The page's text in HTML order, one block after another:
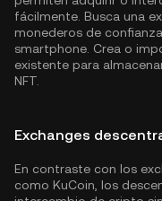
fácilmente. Busca una
monederos de
smartphone. Crea o
existente para
NFT.
Exchanges
En contraste con los
como KuCoin, los